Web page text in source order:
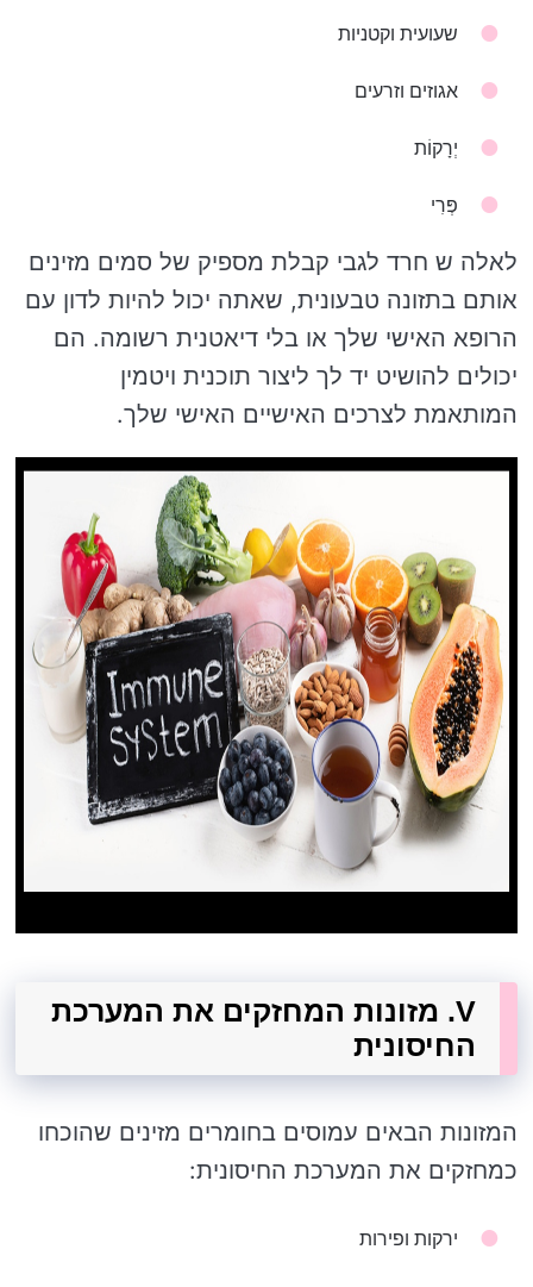
שעועית וקטניות
אגוזים וזרעים
יְרָקוֹת
פְּרִי
לאלה ש חרד לגבי קבלת מספיק של סמים מזינים
אותם בתזונה טבעונית, שאתה יכול להיות לדון עם
הרופא האישי שלך או בלי דיאטנית רשומה. הם
יכולים להושיט יד לך ליצור תוכנית ויטמין
המותאמת לצרכים האישיים האישי שלך.
V. מזונות המחזקים את המערכת
החיסונית
המזונות הבאים עמוסים בחומרים מזינים שהוכחו
כמחזקים את המערכת החיסונית:
ירקות ופירות